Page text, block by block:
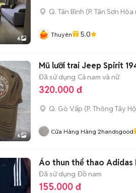
6
Q. Tân Bình (P. Tân Sơn Hòa
Thuyên 5.0
6
Mũ lưỡi trai Jeep Spirit
Đã sử dụng Cả nam và nữ
320.000 đ
Q. Gò Vấp (P. Thông Tây
Cửa Hàng Hàng 2handsgood
Áo thun thể thao Adidas
Đã sử dụng Đồ nam
155.000 đ